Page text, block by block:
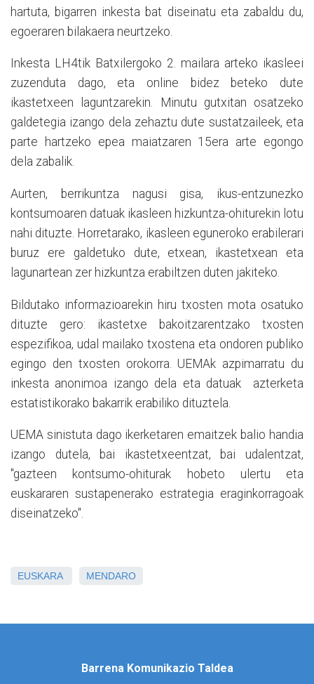
hartuta, bigarren inkesta bat diseinatu eta zabaldu du,
egoeraren bilakaera neurtzeko.
Inkesta LH4tik Batxilergoko 2. mailara arteko ikasleei
zuzenduta dago, eta online bidez beteko dute
ikastetxeen laguntzarekin. Minutu gutxitan osatzeko
galdetegia izango dela zehaztu dute sustatzaileek, eta
parte hartzeko epea maiatzaren 15era arte egongo
dela zabalik.
Aurten, berrikuntza nagusi gisa, ikus-entzunezko
kontsumoaren datuak ikasleen hizkuntza-ohiturekin lotu
nahi dituzte. Horretarako, ikasleen eguneroko erabilerari
buruz ere galdetuko dute, etxean, ikastetxean eta
lagunartean zer hizkuntza erabiltzen duten jakiteko.
Bildutako informazioarekin hiru txosten mota osatuko
dituzte gero: ikastetxe bakoitzarentzako txosten
espezifikoa, udal mailako txostena eta ondoren publiko
egingo den txosten orokorra. UEMAk azpimarratu du
inkesta anonimoa izango dela eta datuak azterketa
estatistikorako bakarrik erabiliko dituztela.
UEMA sinistuta dago ikerketaren emaitzek balio handia
izango dutela, bai ikastetxeentzat, bai udalentzat,
"gazteen kontsumo-ohiturak hobeto ulertu eta
euskararen sustapenerako estrategia eraginkorragoak
diseinatzeko".
EUSKARA MENDARO
Barrena Komunikazio Taldea